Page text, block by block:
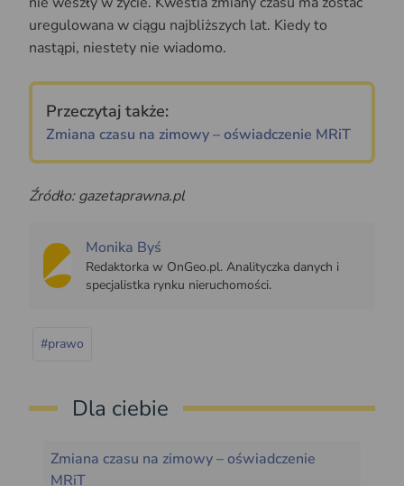
uregulowana w ciągu najbliższych lat. Kiedy to
nastąpi, niestety nie wiadomo.
Przeczytaj także:
Zmiana czasu na zimowy – oświadczenie MRiT
Źródło: gazetaprawna.pl
Monika Byś
Redaktorka w OnGeo.pl. Analityczka danych i
specjalistka rynku nieruchomości.
#prawo
Dla ciebie
Zmiana czasu na zimowy – oświadczenie
MRiT